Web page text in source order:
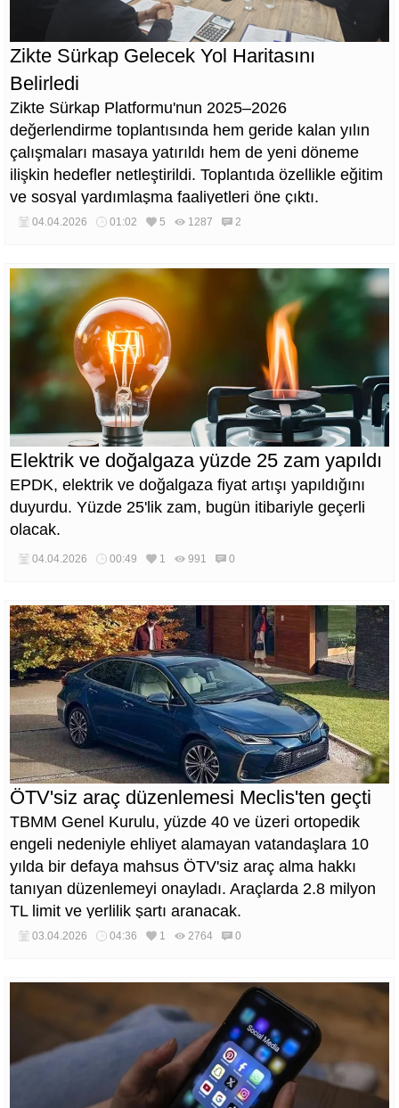
Zikte Sürkap Gelecek Yol Haritasını
Belirledi
Zikte Sürkap Platformu'nun 2025–2026
değerlendirme toplantısında hem geride kalan yılın
çalışmaları masaya yatırıldı hem de yeni döneme
ilişkin hedefler netleştirildi. Toplantıda özellikle eğitim
ve sosyal yardımlaşma faaliyetleri öne çıktı.
04.04.2026 01:02 5 1287 2
Elektrik ve doğalgaza yüzde 25 zam yapıldı
EPDK, elektrik ve doğalgaza fiyat artışı yapıldığını
duyurdu. Yüzde 25'lik zam, bugün itibariyle geçerli
olacak.
04.04.2026 00:49 1 991 0
ÖTV'siz araç düzenlemesi Meclis'ten geçti
TBMM Genel Kurulu, yüzde 40 ve üzeri ortopedik
engeli nedeniyle ehliyet alamayan vatandaşlara 10
yılda bir defaya mahsus ÖTV'siz araç alma hakkı
tanıyan düzenlemeyi onayladı. Araçlarda 2.8 milyon
TL limit ve yerlilik şartı aranacak.
03.04.2026 04:36 1 2764 0